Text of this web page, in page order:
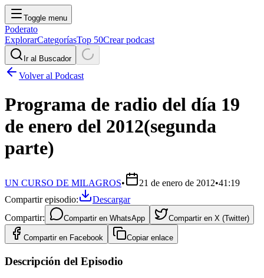
Toggle menu
Poderato
ExplorarCategoríasTop 50Crear podcast
Ir al Buscador
Volver al Podcast
Programa de radio del día 19
de enero del 2012(segunda
parte)
UN CURSO DE MILAGROS• 21 de enero de 2012•41:19
Compartir episodio:
Descargar
Compartir:
Compartir en WhatsApp Compartir en X (Twitter)
Compartir en Facebook Copiar enlace
Descripción del Episodio